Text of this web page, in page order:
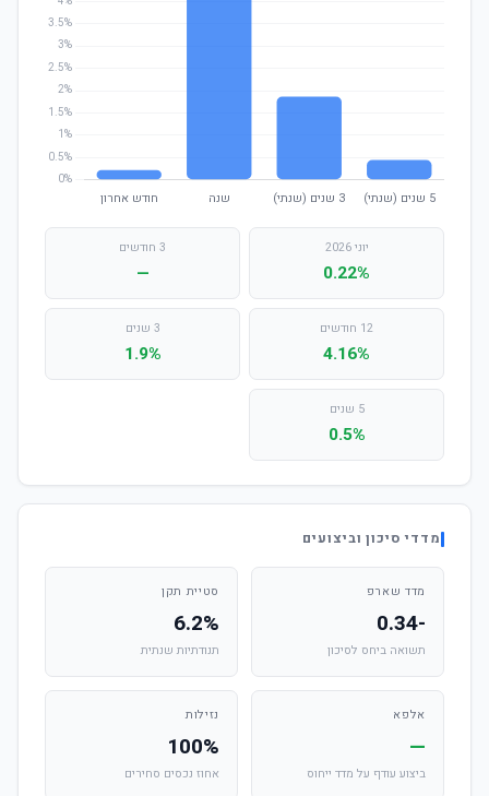
יוני 2026
0.22%
3 חודשים
—
12 חודשים
4.16%
3 שנים
1.9%
5 שנים
0.5%
מדדי סיכון וביצועים
מדד שארפ
-0.34
תשואה ביחס לסיכון
סטיית תקן
6.2%
תנודתיות שנתית
אלפא
—
ביצוע עודף על מדד ייחוס
נזילות
100%
אחוז נכסים סחירים